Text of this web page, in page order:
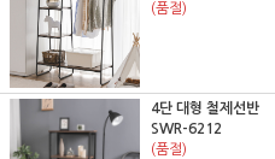
(품절)
4단 대형 철제선반
SWR-6212
(품절)